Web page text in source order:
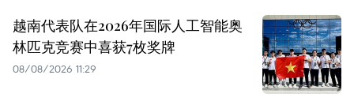
越南代表队在2026年国际人工智能奥
林匹克竞赛中喜获7枚奖牌
08/08/2026 11:29